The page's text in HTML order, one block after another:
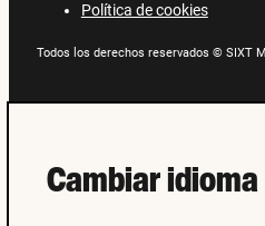
Política de cookies
Todos los derechos reservados © SIXT
Cambiar idioma